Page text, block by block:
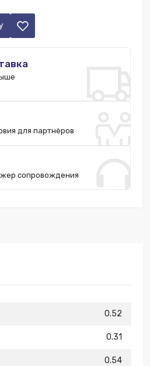
для партнёров
сопровождения
0.52
0.31
0.54